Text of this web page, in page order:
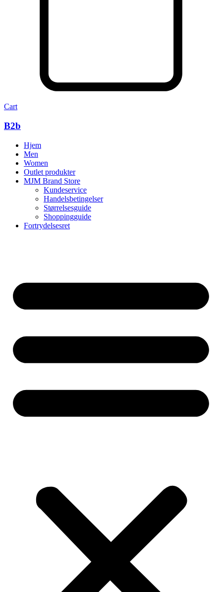
Cart
B2b
Hjem
Men
Women
Outlet produkter
MJM Brand Store
Kundeservice
Handelsbetingelser
Størrelsesguide
Shoppingguide
Fortrydelsesret